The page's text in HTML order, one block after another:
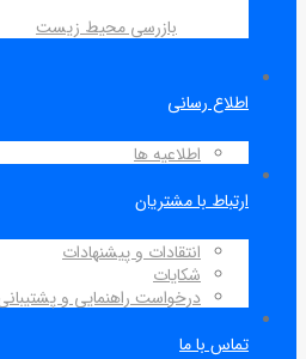
بازرسی محیط زیست
اطلاع رسانی
اطلاعیه ها
ارتباط با مشتریان
انتقادات و پیشنهادات
شکایات
درخواست راهنمایی و
تماس با ما